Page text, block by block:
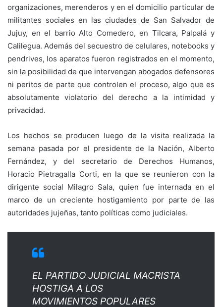
organizaciones, merenderos y en el domicilio particular de
militantes sociales en las ciudades de San Salvador de
Jujuy, en el barrio Alto Comedero, en Tilcara, Palpalá y
Calilegua. Además del secuestro de celulares, notebooks y
pendrives, los aparatos fueron registrados en el momento,
sin la posibilidad de que intervengan abogados defensores
ni peritos de parte que controlen el proceso, algo que es
absolutamente violatorio del derecho a la intimidad y
privacidad.
Los hechos se producen luego de la visita realizada la
semana pasada por el presidente de la Nación, Alberto
Fernández, y del secretario de Derechos Humanos,
Horacio Pietragalla Corti, en la que se reunieron con la
dirigente social Milagro Sala, quien fue internada en el
marco de un creciente hostigamiento por parte de las
autoridades jujeñas, tanto políticas como judiciales.
EL PARTIDO JUDICIAL MACRISTA
HOSTIGA A LOS
MOVIMIENTOS POPULARES